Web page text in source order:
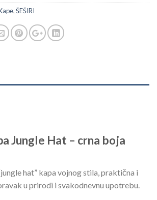
,ŠEŠIRI
Jungle Hat – crna boja
hat” kapa vojnog stila, praktična i
u prirodi i svakodnevnu upotrebu.